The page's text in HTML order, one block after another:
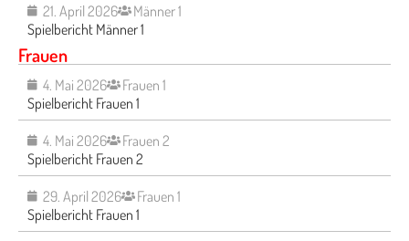
21. April 2026
Männer 1
Spielbericht Männer 1
Frauen
4. Mai 2026
Frauen 1
Spielbericht Frauen 1
4. Mai 2026
Frauen 2
Spielbericht Frauen 2
29. April 2026
Frauen 1
Spielbericht Frauen 1